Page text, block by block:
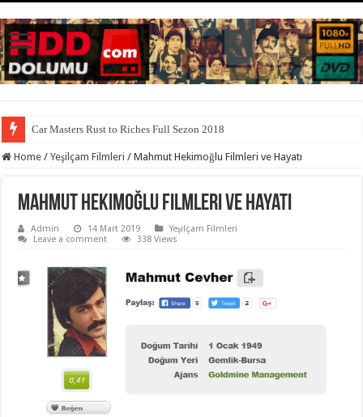
Car Masters Rust to Riches Full Sezon 2018
Home / Yeşilçam Filmleri / Mahmut Hekimoğlu Filmleri ve Hayatı
Mahmut Hekimoğlu Filmleri ve Hayatı
Admin 14 Mart 2019
Yeşilçam Filmleri
Leave a comment
338 Views